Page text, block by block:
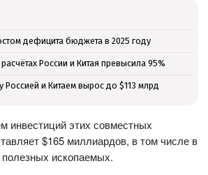
дефицита бюджета в 2025 году
России и Китая превысила 95%
и Китаем вырос до $113 млрд
инвестиций этих совместных
$165 миллиардов, в том числе в
ископаемых.